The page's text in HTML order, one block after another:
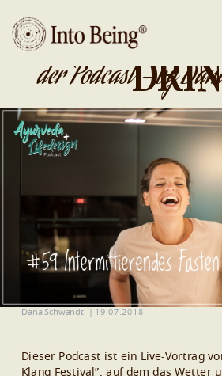
DA IST
der Podcast - by
Dana Schwandt 19.07.2018
Dieser Podcast ist ein Live-Vortrag
Klang Festival”, auf dem das Wetter